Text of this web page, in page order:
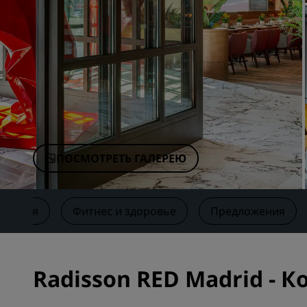
Аффилированные бренды в Китае
ПОСМОТРЕТЬ ГАЛЕРЕЮ
Фитнес и здоровье Предложения
Radisson RED Madrid -